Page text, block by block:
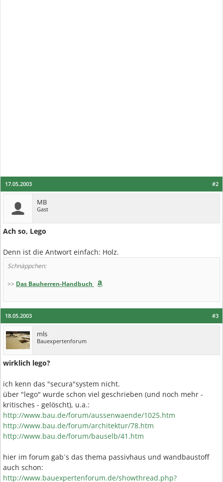
#2
17.05.2003
MB
Gast
Ach so, Lego
Denn ist die Antwort einfach: Holz.
Schnäppchen:
>> Das Bauherren-Handbuch
#3
18.05.2003
mls
Bauexpertenforum
wirklich lego?
ich kenn das "secura"system nicht.
über "lego" wurde schon viel geschrieben (und noch mehr -
kritisches - gelöscht), u.a.:
http://www.bau.de/forum/aussenwaende/1025.htm
http://www.bau.de/forum/architektur/78.htm
http://www.bau.de/forum/bauselb/41.htm
hier im forum gab´s das thema passivhaus und wandbaustoff
auch schon:
http://www.bauexpertenforum.de/showthread.php?